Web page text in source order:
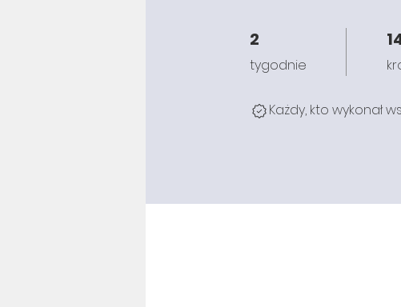
2
tygodnie
2 tygodnie 14
Każdy, kto wykonał